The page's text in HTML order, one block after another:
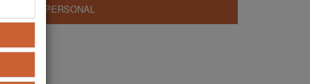
ÁREA PERSONAL